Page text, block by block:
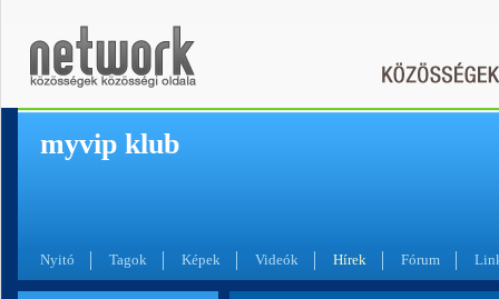
myvip klub
Nyitó Tagok Képek Videók Hírek Fórum